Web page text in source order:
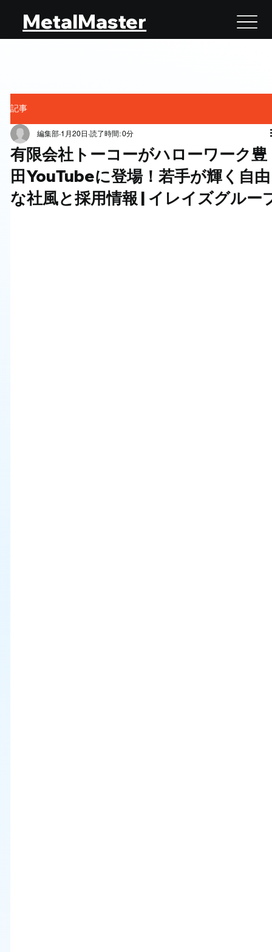
MetalMaster
記事
有限会社トーコーがハローワーク豊
田YouTubeに登場！若手が輝く自由
な社風と採用情報 | イレイズグルー
編集部 1月20日 読了時間: 0分